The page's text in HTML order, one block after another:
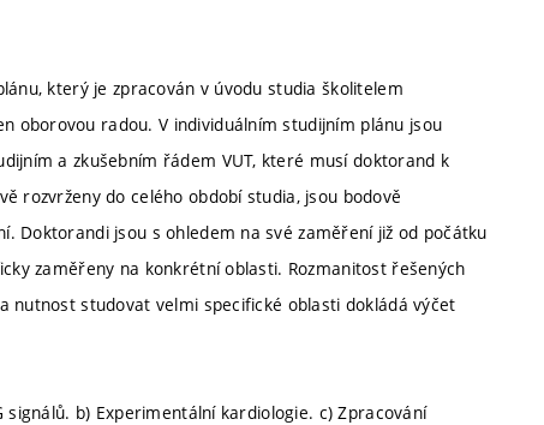
který je zpracován v úvodu studia školitelem
oborovou radou. V individuálním studijním plánu jsou
a zkušebním řádem VUT, které musí doktorand k
rozvrženy do celého období studia, jsou bodově
Doktorandi jsou s ohledem na své zaměření již od počátku
zaměřeny na konkrétní oblasti. Rozmanitost řešených
studovat velmi specifické oblasti dokládá výčet
signálů. b) Experimentální kardiologie. c) Zpracování